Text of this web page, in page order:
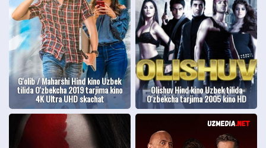
G'olib / Maharshi Hind kino Uzbek
tilida O'zbekcha 2019 tarjima kino
4K Ultra UHD skachat
Olishuv Hind kino Uzbek tilida
O'zbekcha tarjima 2005 kino HD